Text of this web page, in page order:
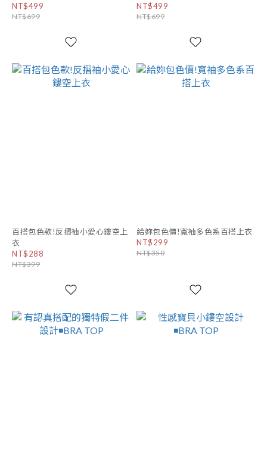
NT$499
NT$699
NT$499
NT$699
百搭包色款!反摺袖小愛心鏤空上
衣
NT$288
NT$399
給妳包色價!寬袖多色系百搭上衣
NT$299
NT$350